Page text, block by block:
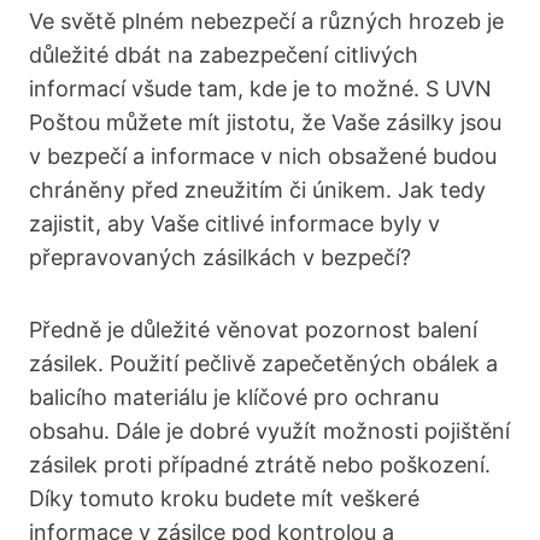
Ve světě plném nebezpečí a různých hrozeb je
důležité dbát na zabezpečení citlivých
informací všude tam, kde je to možné. S UVN
Poštou můžete mít jistotu, že Vaše zásilky jsou
v bezpečí a informace v nich obsažené budou
chráněny před zneužitím či únikem. Jak tedy
zajistit, aby Vaše citlivé informace byly v
přepravovaných zásilkách v bezpečí?
Předně je důležité věnovat pozornost balení
zásilek. Použití pečlivě zapečetěných obálek a
balicího materiálu je klíčové pro ochranu
obsahu. Dále je dobré využít možnosti pojištění
zásilek proti případné ztrátě nebo poškození.
Díky tomuto kroku budete mít veškeré
informace v zásilce pod kontrolou a